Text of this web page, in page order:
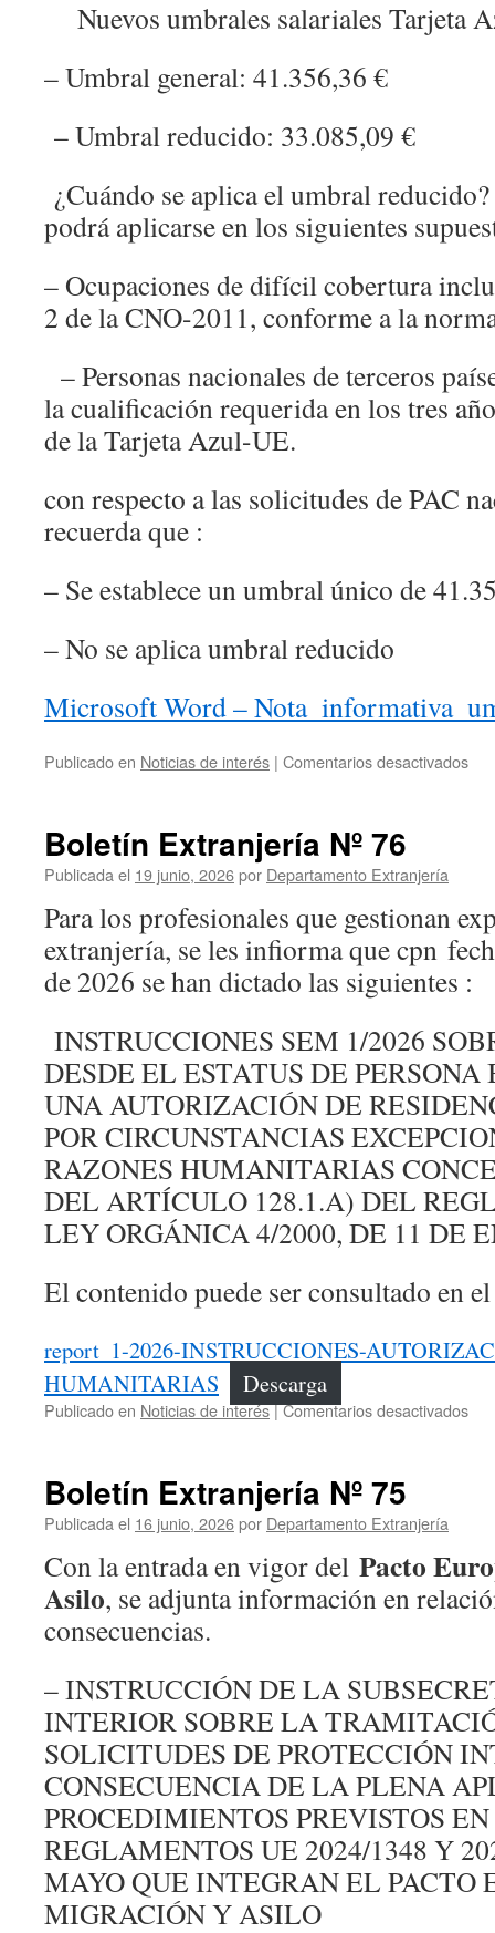
Nuevos umbrales salariales Tarjeta
– Umbral general: 41.356,36 €
– Umbral reducido: 33.085,09 €
¿Cuándo se aplica el umbral
podrá aplicarse en los siguientes
– Ocupaciones de difícil cobertura
2 de la CNO-2011, conforme a la
– Personas nacionales de terceros
la cualificación requerida en los tres
de la Tarjeta Azul-UE.
con respecto a las solicitudes de PAC
recuerda que :
– Se establece un umbral único de
– No se aplica umbral reducido
Microsoft Word –
Publicado en Noticias de interés | Comentarios desactivadosen
Boletín Extranjería Nº 76
Publicada el 19 junio, 2026por Departamento Extranjería
Para los profesionales que gestionan
extranjería, se les infiorma que cpn
de 2026 se han dictado las siguientes :
INSTRUCCIONES SEM 1/2026
DESDE EL ESTATUS DE
UNA AUTORIZACIÓN DE
POR CIRCUNSTANCIAS
RAZONES HUMANITARIAS
DEL ARTÍCULO 128.1.A) DEL
LEY ORGÁNICA 4/2000, DE 11
El contenido puede ser consultado en
report_1-2026-INSTRUCCIONES-
HUMANITARIAS
Descarga
Publicado en Noticias de interés|Comentarios desactivadosen
Boletín Extranjería Nº 75
Publicada el 16 junio, 2026por Departamento Extranjería
Con la entrada en vigor del Pacto
Asilo, se adjunta información en
consecuencias.
– INSTRUCCIÓN DE LA
INTERIOR SOBRE LA
SOLICITUDES DE PROTECCIÓN
CONSECUENCIA DE LA PLENA
PROCEDIMIENTOS PREVISTOS
REGLAMENTOS UE 2024/1348 Y
MAYO QUE INTEGRAN EL PACTO
MIGRACIÓN Y ASILO